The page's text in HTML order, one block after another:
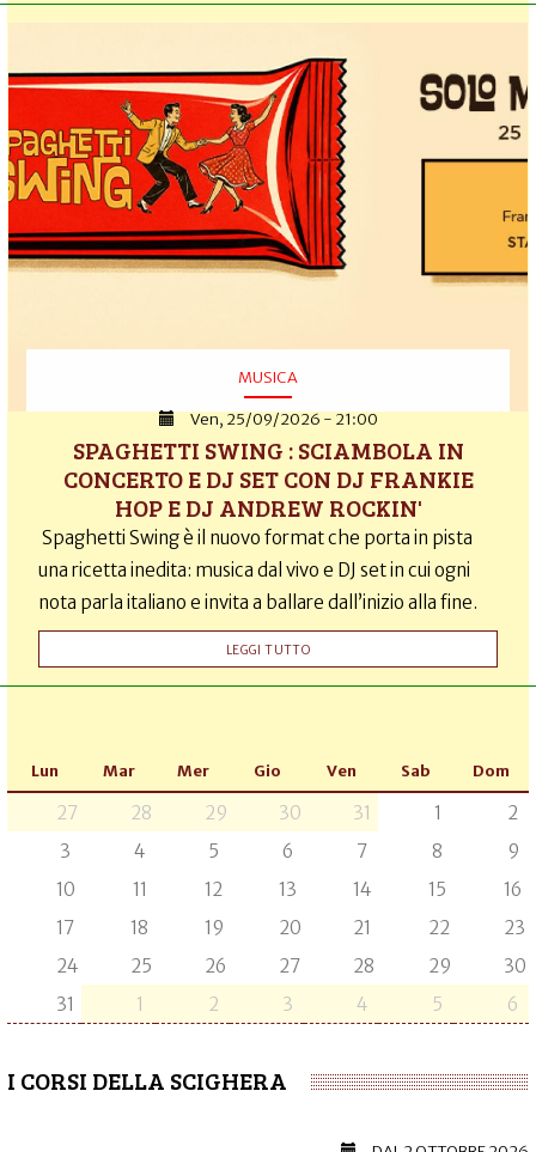
MUSICA
Ven, 25/09/2026 - 21:00
SPAGHETTI SWING : SCIAMBOLA IN
CONCERTO E DJ SET CON DJ FRANKIE
HOP E DJ ANDREW ROCKIN'
Spaghetti Swing è il nuovo format che porta in pista
una ricetta inedita: musica dal vivo e DJ set in cui ogni
nota parla italiano e invita a ballare dall’inizio alla fine.
LEGGI TUTTO
Lun Mar Mer Gio Ven Sab Dom
27 28 29 30 31 1
2
3
4 5 6 7 8
9
10
11 12 13 14 15
16
17
18 19 20 21 22
23
24
25 26 27 28 29
30
31
1 2 3 4 5 6
I CORSI DELLA SCIGHERA